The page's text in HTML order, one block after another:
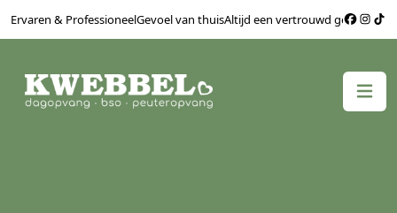
Ervaren & ProfessioneelGevoel van thuisAltijd een vertrouwd gezicht